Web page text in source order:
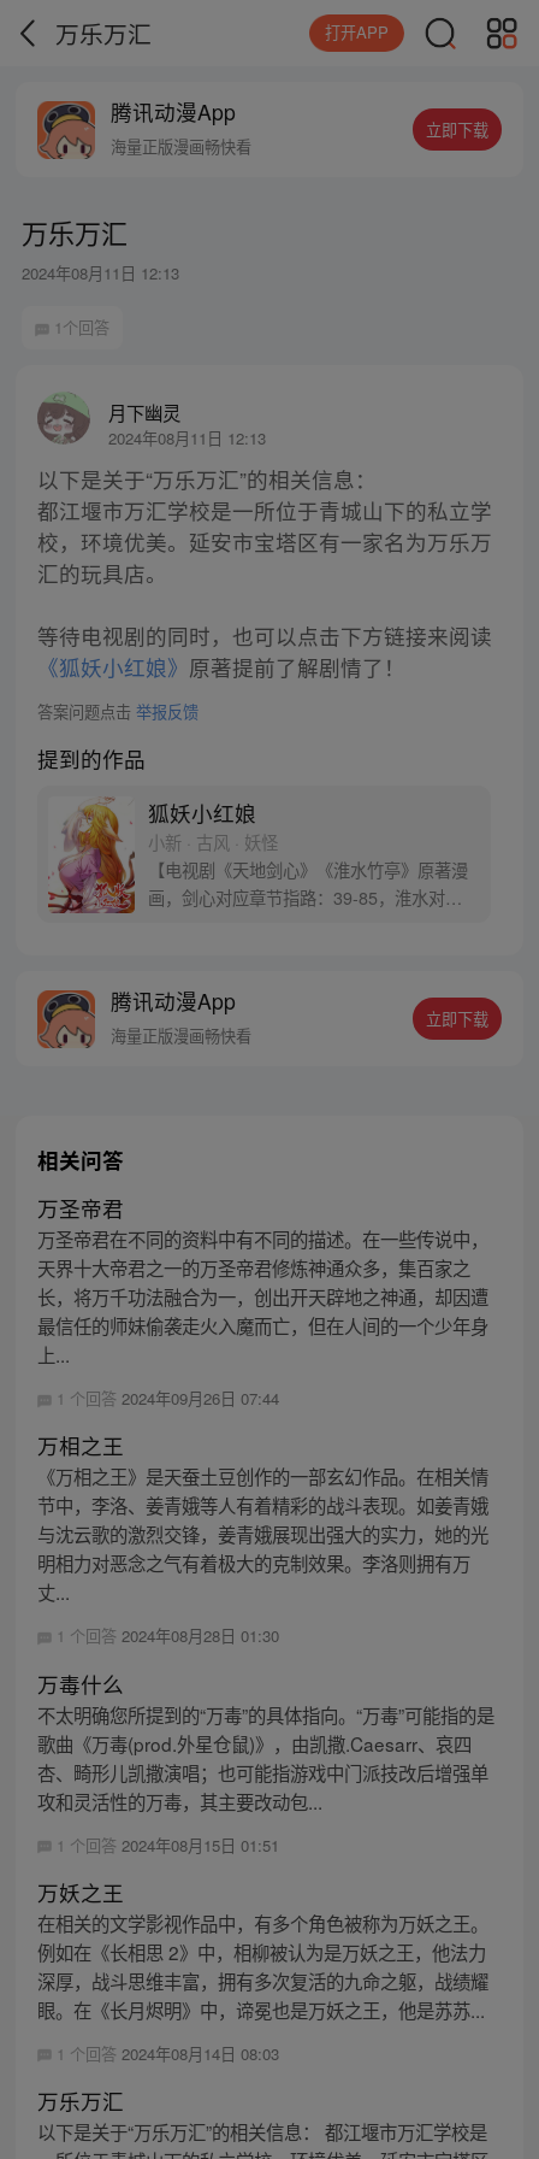
万乐万汇 打开APP
腾讯动漫App
海量正版漫画畅快看
立即下载
万乐万汇
2024年08月11日 12:13
1个回答
月下幽灵
2024年08月11日 12:13
以下是关于“万乐万汇”的相关信息：
都江堰市万汇学校是一所位于青城山下的私立学
校，环境优美。延安市宝塔区有一家名为万乐万
汇的玩具店。
等待电视剧的同时，也可以点击下方链接来阅读
《狐妖小红娘》 原著提前了解剧情了！
答案问题点击 举报反馈
提到的作品
狐妖小红娘
小新 · 古风 · 妖怪
【电视剧《天地剑心》《淮水竹亭》原著漫
画，剑心对应章节指路：39-85，淮水对应
腾讯动漫App
海量正版漫画畅快看
立即下载
相关问答
万圣帝君
万圣帝君在不同的资料中有不同的描述。在一些传说中，
天界十大帝君之一的万圣帝君修炼神通众多，集百家之
长，将万千功法融合为一，创出开天辟地之神通，却因遭
最信任的师妹偷袭走火入魔而亡，但在人间的一个少年身
上...
1 个回答 2024年09月26日 07:44
万相之王
《万相之王》是天蚕土豆创作的一部玄幻作品。在相关情
节中，李洛、姜青娥等人有着精彩的战斗表现。如姜青娥
与沈云歌的激烈交锋，姜青娥展现出强大的实力，她的光
明相力对恶念之气有着极大的克制效果。李洛则拥有万
丈...
1 个回答 2024年08月28日 01:30
万毒什么
不太明确您所提到的“万毒”的具体指向。“万毒”可能指的是
歌曲《万毒(prod.外星仓鼠)》，由凯撒.Caesarr、哀四
杏、畸形儿凯撒演唱；也可能指游戏中门派技改后增强单
攻和灵活性的万毒，其主要改动包...
1 个回答 2024年08月15日 01:51
万妖之王
在相关的文学影视作品中，有多个角色被称为万妖之王。
例如在《长相思 2》中，相柳被认为是万妖之王，他法力
深厚，战斗思维丰富，拥有多次复活的九命之躯，战绩耀
眼。在《长月烬明》中，谛冕也是万妖之王，他是苏苏...
1 个回答 2024年08月14日 08:03
万乐万汇
以下是关于“万乐万汇”的相关信息： 都江堰市万汇学校是